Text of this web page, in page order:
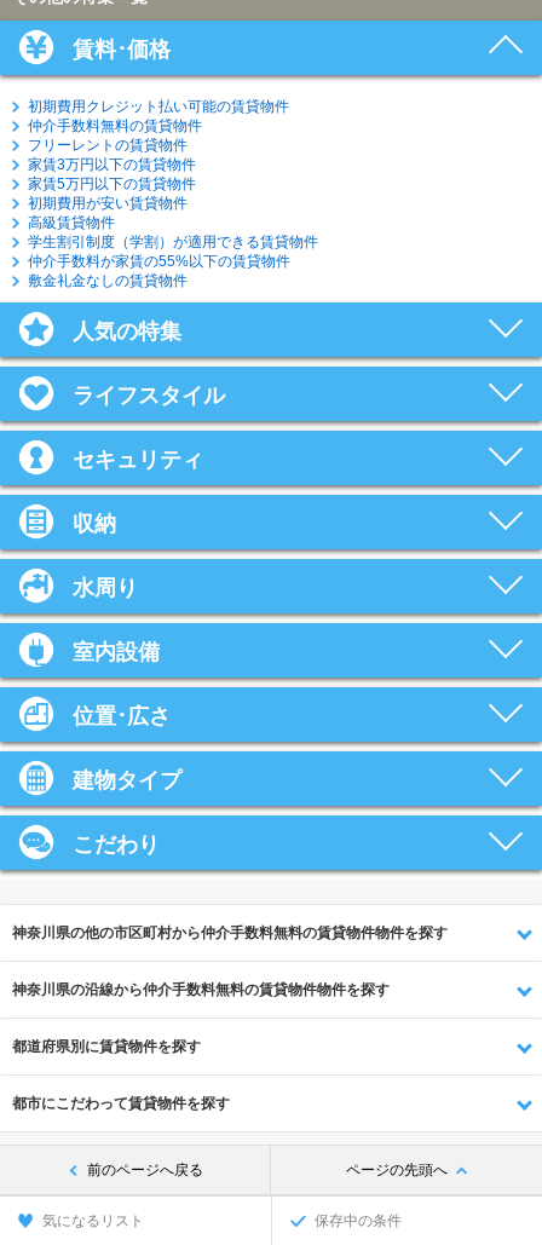
賃料･価格
初期費用クレジット払い可能の賃貸物件
仲介手数料無料の賃貸物件
フリーレントの賃貸物件
家賃3万円以下の賃貸物件
家賃5万円以下の賃貸物件
初期費用が安い賃貸物件
高級賃貸物件
学生割引制度（学割）が適用できる賃貸物件
仲介手数料が家賃の55%以下の賃貸物件
敷金礼金なしの賃貸物件
人気の特集
ライフスタイル
セキュリティ
収納
水周り
室内設備
位置･広さ
建物タイプ
こだわり
神奈川県の他の市区町村から仲介手数料無料の賃貸物件物件を探す
神奈川県の沿線から仲介手数料無料の賃貸物件物件を探す
都道府県別に賃貸物件を探す
都市にこだわって賃貸物件を探す
前のページへ戻る ページの先頭へ
気になるリスト 保存中の条件